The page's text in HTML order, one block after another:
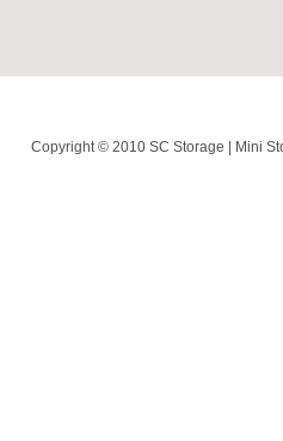
Copyright © 2010 SC Storage | Mini